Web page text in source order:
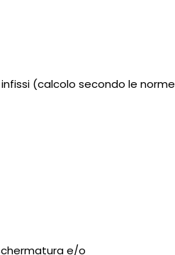
(calcolo secondo le norme
e/o